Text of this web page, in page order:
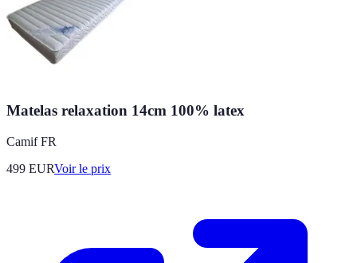
Matelas relaxation 14cm 100% latex
Camif FR
499 EURVoir le prix